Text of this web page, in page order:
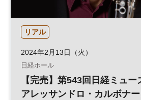
リアル
2024年2月13日（火）
日経ホール
【完売】第543回日経ミュー
アレッサンドロ・カルボナ